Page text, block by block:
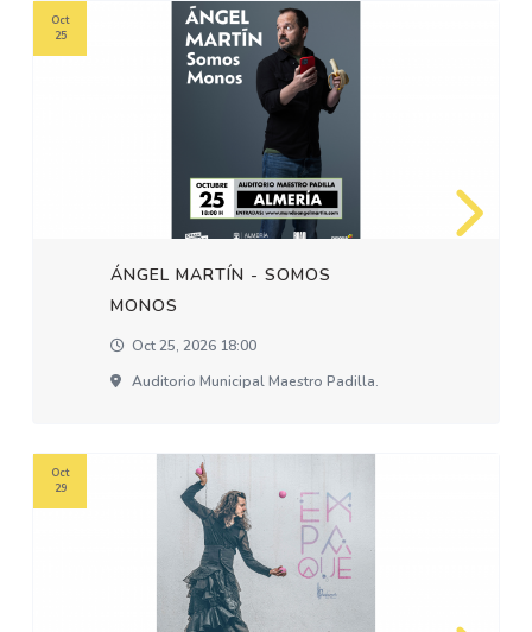
ÁNGEL MARTÍN - SOMOS
MONOS
Oct 25, 2026 18:00
Auditorio Municipal Maestro Padilla.
Oct
25
Oct
29